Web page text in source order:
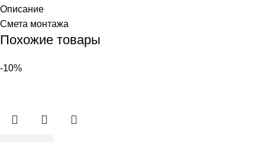
Описание
Смета монтажа
Похожие товары
-10%